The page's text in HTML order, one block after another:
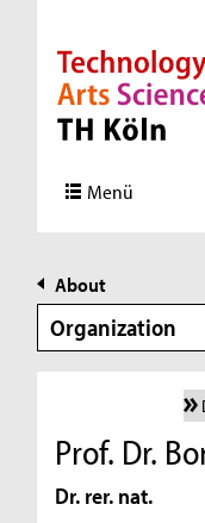
Direkt zur
Direkt zur
Direkt zum Inhalt
Direkt zum
Menü
About
Organization
Prof. Dr.
Dr. rer. nat.